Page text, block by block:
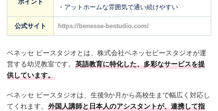
ポイント
・アットホームな雰囲気で通い続けやすい
公式サイト https://benesse-bestudio.com/
ベネッセ ビースタジオとは、株式会社ベネッセビースタジオが運
営する幼児教室です。 英語教育に特化した、多彩なサービスを提
供しています。
ベネッセ ビースタジオは、生後9か月から高校生まで幅広く対応し
てくれます。 外国人講師と日本人のアシスタントが、連携して指